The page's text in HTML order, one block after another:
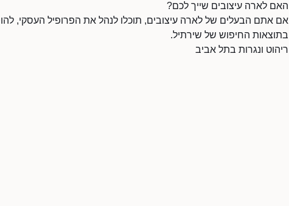
האם לארה עיצובים שייך לכם?
אם אתם הבעלים של לארה עיצובים, תוכלו לנהל את הפרופיל העסקי,
בתוצאות החיפוש של שירתיל.
ריהוט ונגרות בתל אביב